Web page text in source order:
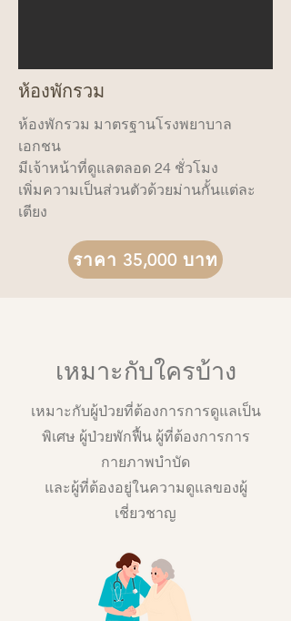
ห้องพักรวม
ห้องพักรวม มาตรฐานโรงพยาบาล
เอกชน
มีเจ้าหน้าที่ดูแลตลอด 24 ชั่วโมง
เพิ่มความเป็นส่วนตัวด้วยม่านกั้นแต่ละ
เตียง
ราคา 35,000 บาท
เหมาะกับใครบ้าง
เหมาะกับผู้ป่วยที่ต้องการการดูแลเป็น
พิเศษ ผู้ป่วยพักฟื้น ผู้ที่ต้องการการ
กายภาพบำบัด
และผู้ที่ต้องอยู่ในความดูแลของผู้
เชี่ยวชาญ